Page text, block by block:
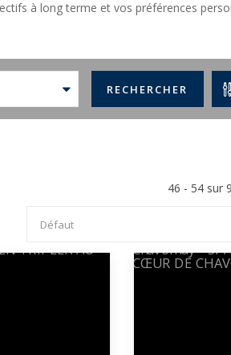
à long terme et vos préférences
46 - 54 sur